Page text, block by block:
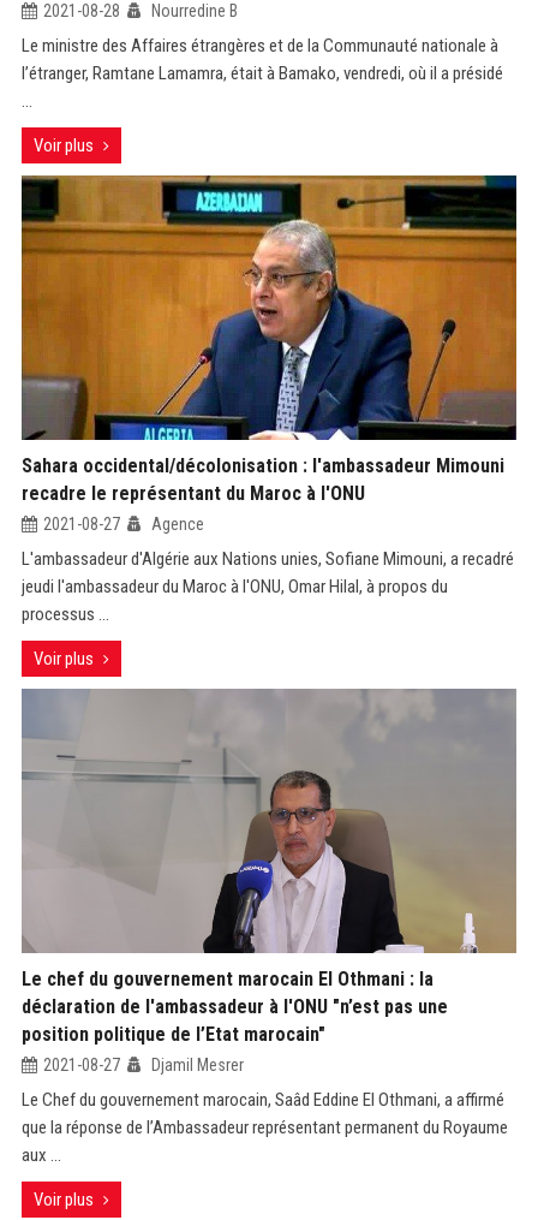
2021-08-28 Nourredine B
Le ministre des Affaires étrangères et de la Communauté nationale à
l’étranger, Ramtane Lamamra, était à Bamako, vendredi, où il a présidé
...
Voir plus
Sahara occidental/décolonisation : l'ambassadeur Mimouni
recadre le représentant du Maroc à l'ONU
2021-08-27 Agence
L'ambassadeur d'Algérie aux Nations unies, Sofiane Mimouni, a recadré
jeudi l'ambassadeur du Maroc à l'ONU, Omar Hilal, à propos du
processus ...
Voir plus
Le chef du gouvernement marocain El Othmani : la
déclaration de l'ambassadeur à l'ONU "n’est pas une
position politique de l’Etat marocain"
2021-08-27 Djamil Mesrer
Le Chef du gouvernement marocain, Saâd Eddine El Othmani, a affirmé
que la réponse de l’Ambassadeur représentant permanent du Royaume
aux ...
Voir plus